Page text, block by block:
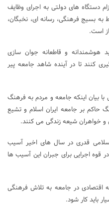
دستگاه های دولتی به اجرای وظایف
به بسیج فرهنگی، رسانه ای، نخبگان،
است.
هوشمندانه و قاطعانه جوان سازی
کنند تا در آینده شاهد جامعه پیر
بیان اینکه جامعه و مردم به فرهنگ
حاکم بر جامعه ایران اسلام و تشیع
و خواهران شیعه زندگی می کنند.
قدری در سال های اخیر آسیب
اجرایی برای جبران این آسیب ها
اقتصادی در جامعه به تلاش فرهنگی
باید کار شود.